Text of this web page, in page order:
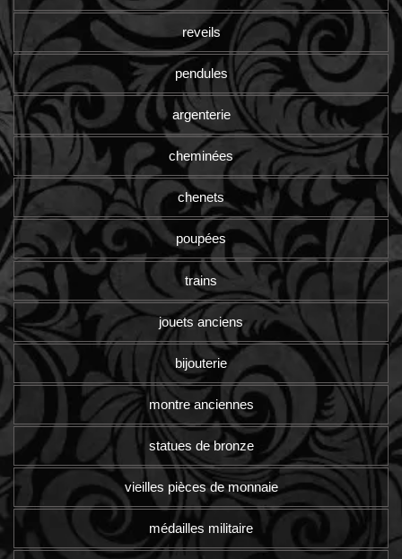
reveils
pendules
argenterie
cheminées
chenets
poupées
trains
jouets anciens
bijouterie
montre anciennes
statues de bronze
vieilles pièces de monnaie
médailles militaire